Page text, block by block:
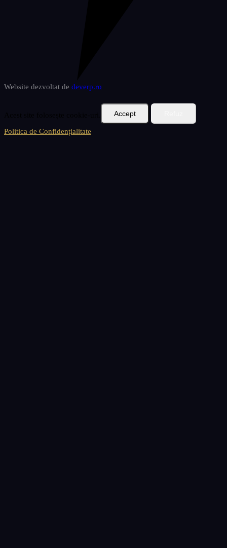
Website dezvoltat de deverp.ro
Politica de Confidențialitate
Accept